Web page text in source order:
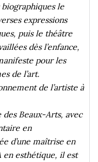
le
expressions
puis le théâtre
dès l’enfance,
pour les
de l’art.
de l’artiste à
des Beaux-Arts, avec
en
d’une maîtrise en
en esthétique, il est